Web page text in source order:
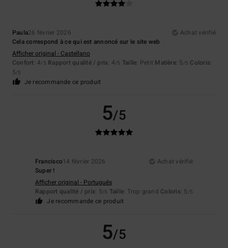
Paula26 février 2026
Achat vérifié
Cela correspond à ce qui est annoncé sur le site web
Afficher original - Castellano
Confort: 4/5 Rapport qualité / prix: 4/5 Taille: Petit Matière: 5 /5 Coloris:
5/5
Je recommande ce produit
5/5
Francisco14 février 2026
Achat vérifié
Super !
Afficher original - Português
Rapport qualité / prix: 5/5 Taille: Trop grand Coloris: 5 /5
Je recommande ce produit
5/5